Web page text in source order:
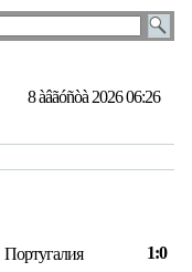
8 àâãóñòà 2026 06:26
Португалия 1:0